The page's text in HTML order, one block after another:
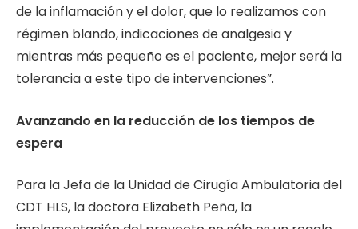
de la inflamación y el dolor, que lo realizamos con
régimen blando, indicaciones de analgesia y
mientras más pequeño es el paciente, mejor será la
tolerancia a este tipo de intervenciones”.
Avanzando en la reducción de los tiempos de
espera
Para la Jefa de la Unidad de Cirugía Ambulatoria del
CDT HLS, la doctora Elizabeth Peña, la